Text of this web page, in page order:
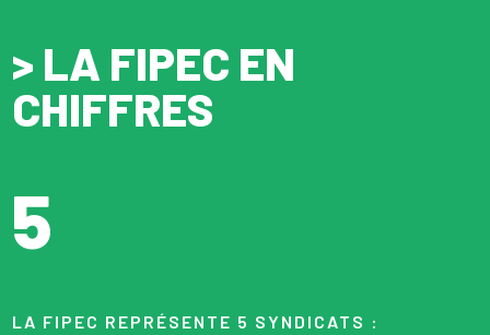
> LA FIPEC EN
CHIFFRES
5
LA FIPEC REPRÉSENTE 5 SYNDICATS :